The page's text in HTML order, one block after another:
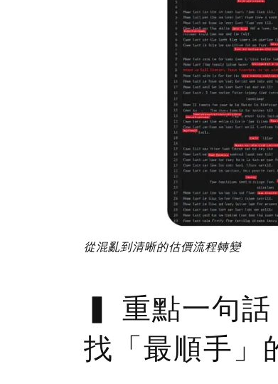
從混亂到清晰的估價流程轉變
重點一句話
找「最順手」